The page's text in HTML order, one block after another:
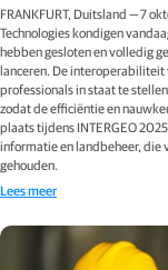
FRANKFURT, Duitsland — 7
Technologies kondigen
hebben gesloten en volledig
lanceren. De
professionals in staat te
zodat de efficiëntie en
plaats tijdens INTERGEO
informatie en landbeheer, die
gehouden.
Lees meer